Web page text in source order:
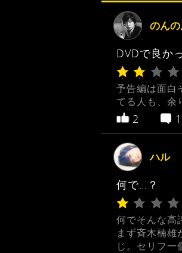
のんの
DVDで良か
予告編は面白
てる人も、余
2 1
ハル
何で…？
何でそんな高
まず斉木楠
じ。セリフ一